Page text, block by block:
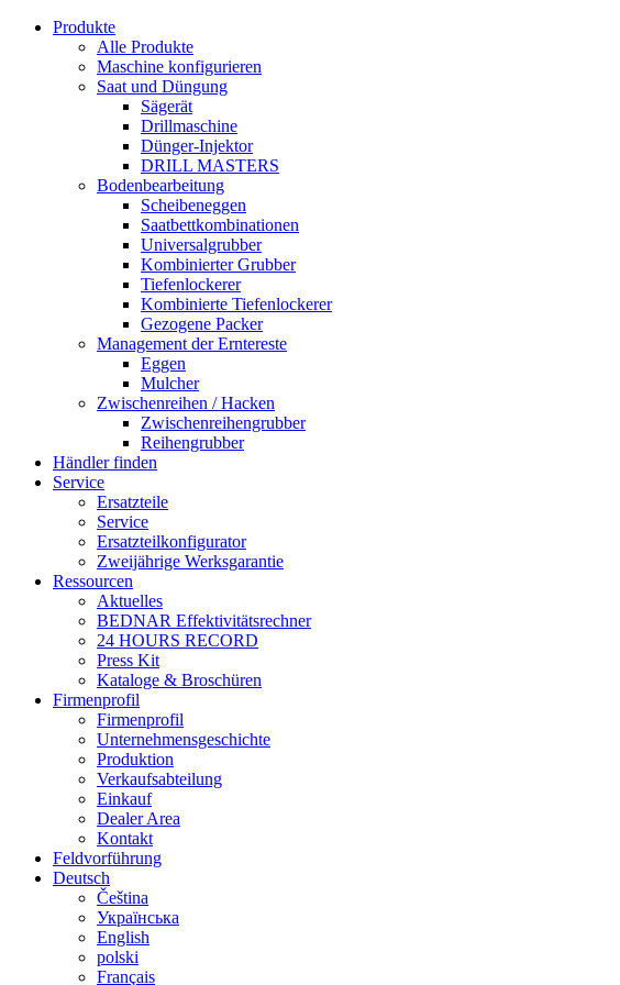
Produkte
Alle Produkte
Maschine konfigurieren
Saat und Düngung
Sägerät
Drillmaschine
Dünger-Injektor
DRILL MASTERS
Bodenbearbeitung
Scheibeneggen
Saatbettkombinationen
Universalgrubber
Kombinierter Grubber
Tiefenlockerer
Kombinierte Tiefenlockerer
Gezogene Packer
Management der Erntereste
Eggen
Mulcher
Zwischenreihen / Hacken
Zwischenreihengrubber
Reihengrubber
Händler finden
Service
Ersatzteile
Service
Ersatzteilkonfigurator
Zweijährige Werksgarantie
Ressourcen
Aktuelles
BEDNAR Effektivitätsrechner
24 HOURS RECORD
Press Kit
Kataloge & Broschüren
Firmenprofil
Firmenprofil
Unternehmensgeschichte
Produktion
Verkaufsabteilung
Einkauf
Dealer Area
Kontakt
Feldvorführung
Deutsch
Čeština
Українська
English
polski
Français